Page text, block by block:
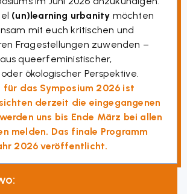
(un)learning urbanity möchten
mit euch kritischen und
Fragestellungen zuwenden –
queerfeministischer,
ökologischer Perspektive.
für das Symposium 2026 ist
derzeit die eingegangenen
uns bis Ende März bei allen
melden. Das finale Programm
2026 veröffentlicht.